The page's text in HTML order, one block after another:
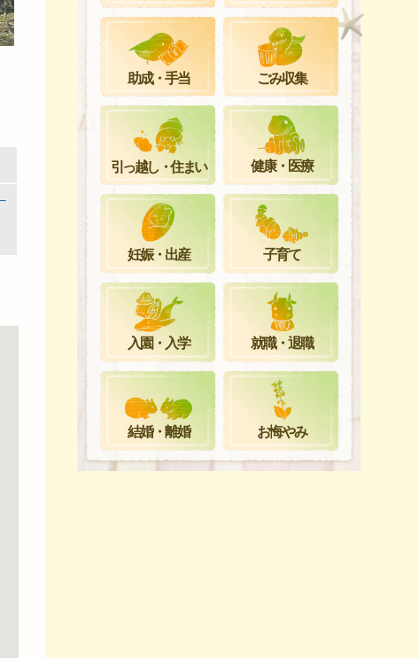
助成・手当 ごみ収集
引っ越し・住まい 健康・医療
妊娠・出産 子育て
入園・入学 就職・退職
結婚・離婚 お悔やみ